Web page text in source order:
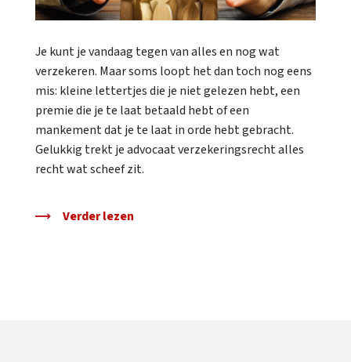
Je kunt je vandaag tegen van alles en nog wat
verzekeren. Maar soms loopt het dan toch nog eens
mis: kleine lettertjes die je niet gelezen hebt, een
premie die je te laat betaald hebt of een
mankement dat je te laat in orde hebt gebracht.
Gelukkig trekt je advocaat verzekeringsrecht alles
recht wat scheef zit.
Verder lezen